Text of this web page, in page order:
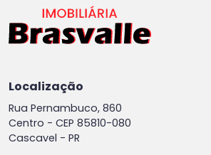
Localização
Rua Pernambuco, 860
Centro - CEP 85810-080
Cascavel - PR